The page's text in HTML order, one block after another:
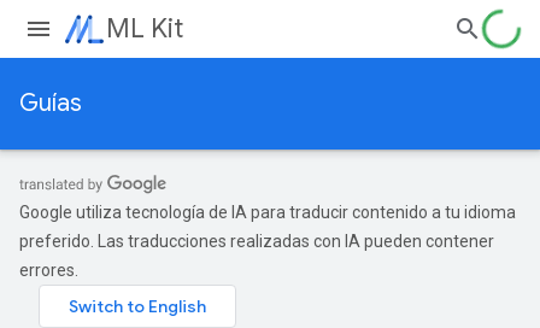
ML Kit
Guías
Google utiliza tecnología de IA para traducir contenido a tu idioma
preferido. Las traducciones realizadas con IA pueden contener
errores.